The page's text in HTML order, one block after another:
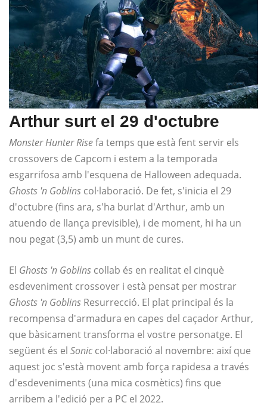
Arthur surt el 29 d'octubre
Monster Hunter Risefa temps que està fent servir els
crossovers de Capcom i estem a la temporada
esgarrifosa amb l'esquena de Halloween adequada.
Ghosts 'n Goblins col·laboració. De fet, s'inicia el 29
d'octubre (fins ara, s'ha burlat d'Arthur, amb un
atuendo de llança previsible), i de moment, hi ha un
nou pegat (3,5) amb un munt de cures.
El Ghosts 'n Goblins collab és en realitat el cinquè
esdeveniment crossover i està pensat per mostrar
Ghosts 'n Goblins Resurrecció. El plat principal és la
recompensa d'armadura en capes del caçador Arthur,
que bàsicament transforma el vostre personatge. El
següent és el Sonic col·laboració al novembre: així que
aquest joc s'està movent amb força rapidesa a través
d'esdeveniments (una mica cosmètics) fins que
arribem a l'edició per a PC el 2022.